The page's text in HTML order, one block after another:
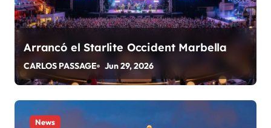
ó
n
d
e
e
Arrancó el Starlite Occident Marbella
CARLOS PASSAGE Jun 29, 2026
News